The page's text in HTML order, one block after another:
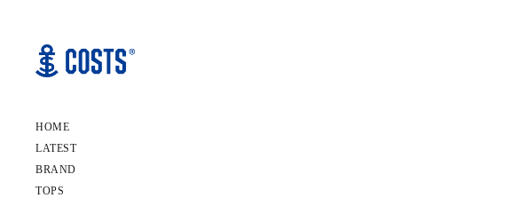
HOME
LATEST
BRAND
TOPS